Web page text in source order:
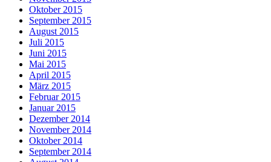
Oktober 2015
September 2015
August 2015
Juli 2015
Juni 2015
Mai 2015
April 2015
März 2015
Februar 2015
Januar 2015
Dezember 2014
November 2014
Oktober 2014
September 2014